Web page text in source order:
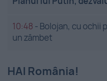
10:48 - Bolojan, cu ochii
un zâmbet
HAI România!